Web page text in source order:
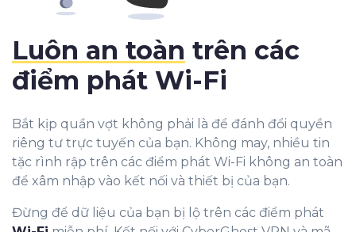
Luôn an toàn trên các
điểm phát Wi-Fi
Bắt kịp quần vợt không phải là để đánh đổi quyền
riêng tư trực tuyến của bạn. Không may, nhiều tin
tặc rình rập trên các điểm phát Wi-Fi không an toàn
để xâm nhập vào kết nối và thiết bị của bạn.
Đừng để dữ liệu của bạn bị lộ trên các điểm phát